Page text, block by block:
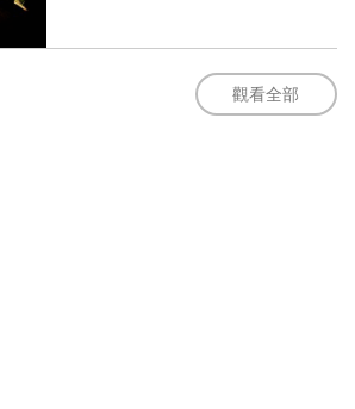
觀看全部